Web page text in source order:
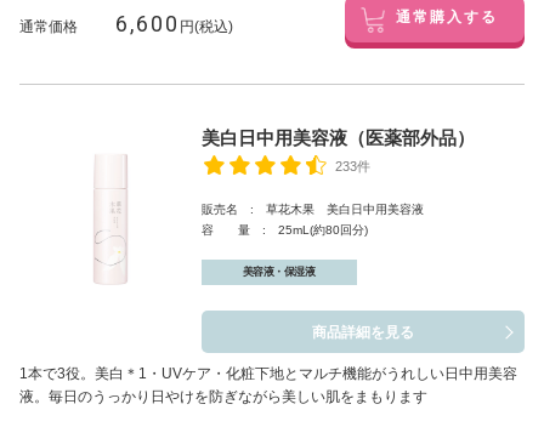
通常価格 6,600 円(税込) 通常購入する
美白日中用美容液（医薬部外品）
233件
販売名 : 草花木果 美白日中用美容液
容 量 : 25mL(約80回分)
美容液・保湿液
商品詳細を見る
1本で3役。美白 ＊1 ・UVケア・化粧下地とマルチ機能がうれしい日中用美容
液。毎日のうっかり日やけを防ぎながら美しい肌をまもります